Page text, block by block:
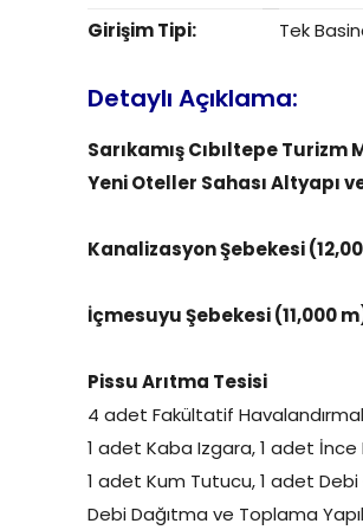
Girişim Tipi:
Tek
Detaylı Açıklama:
Sarıkamış Cıbıltepe Turizm
Yeni Oteller Sahası Altyapı
Kanalizasyon Şebekesi
İçmesuyu Şebekesi (11,000
Pissu Arıtma Tesisi
4 adet Fakültatif
1 adet Kaba Izgara, 1 adet İnce
1 adet Kum Tutucu, 1 adet
Debi Dağıtma ve Toplama